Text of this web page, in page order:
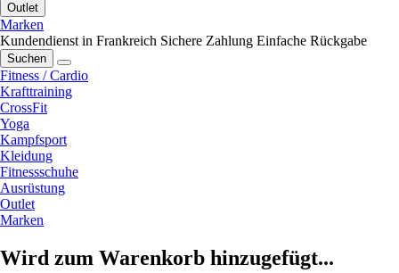
Outlet
Marken
Kundendienst in Frankreich Sichere Zahlung Einfache Rückgabe
Suchen
Fitness / Cardio
Krafttraining
CrossFit
Yoga
Kampfsport
Kleidung
Fitnessschuhe
Ausrüstung
Outlet
Marken
Wird zum Warenkorb hinzugefügt...